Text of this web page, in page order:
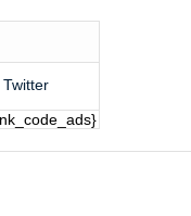
Twitter